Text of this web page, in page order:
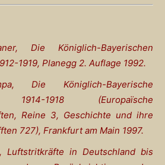
Die Königlich-Bayerischen
1919, Planegg 2. Auflage 1992.
Die Königlich-Bayerische
1914-1918 (Europaïsche
Reine 3, Geschichte und ihre
727), Frankfurt am Main 1997.
Luftstritkräfte in Deutschland bis